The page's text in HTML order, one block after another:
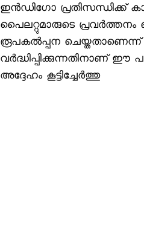
ഇന്‍ഡിഗോ പ്രതിസന്ധിക്ക്
പൈലറ്റുമാരുടെ പ്രവര്‍ത്തനം
രൂപകല്‍പ്പന ചെയ്തതാണെന്ന്
വര്‍ദ്ധിപ്പിക്കുന്നതിനാണ് ഈ
അദ്ദേഹം കൂട്ടിച്ചേര്‍ത്തു